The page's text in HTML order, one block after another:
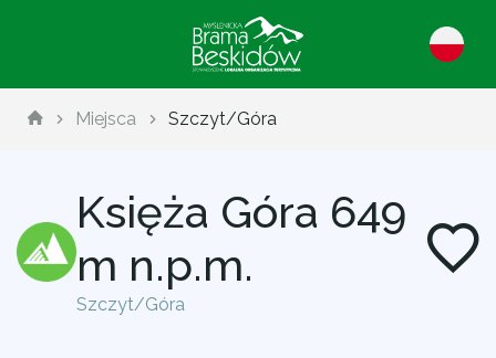
Miejsca Szczyt/Góra
Księża Góra 649
m n.p.m.
Szczyt/Góra